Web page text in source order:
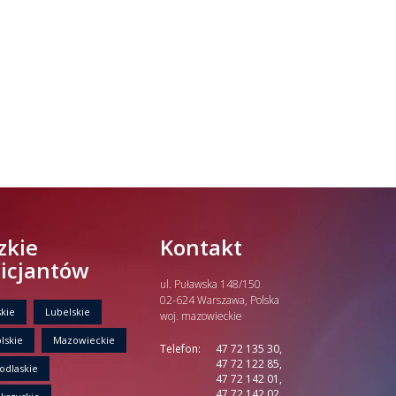
Lubelskie
Mazowieckie
Kontakt
ul. Puławska 148/150
02-624 Warszawa, Polska
woj. mazowieckie
Telefon:
47 72 135 30,
47 72 122 85,
47 72 142 01,